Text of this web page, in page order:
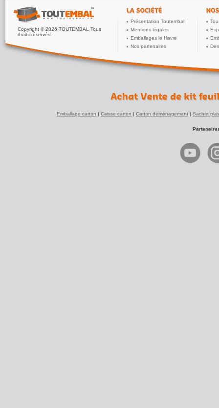
Copyright © 2026 TOUTEMBAL Tous
droits réservés.
Présentation Toutembal
Mentions légales
Emballages le Havre
Nos partenaires
Emballage carton | Caisse carton | Carton déménagement | Sachet